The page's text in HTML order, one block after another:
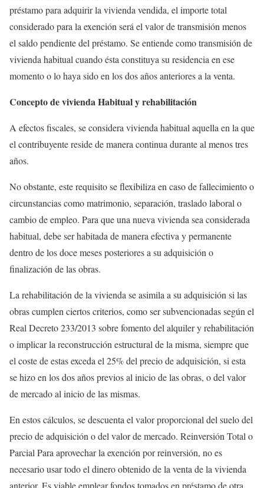
préstamo para adquirir la vivienda vendida, el importe total
considerado para la exención será el valor de transmisión menos
el saldo pendiente del préstamo. Se entiende como transmisión de
vivienda habitual cuando ésta constituya su residencia en ese
momento o lo haya sido en los dos años anteriores a la venta.
Concepto de vivienda Habitual y rehabilitación
A efectos fiscales, se considera vivienda habitual aquella en la que
el contribuyente reside de manera continua durante al menos tres
años.
No obstante, este requisito se flexibiliza en caso de fallecimiento o
circunstancias como matrimonio, separación, traslado laboral o
cambio de empleo. Para que una nueva vivienda sea considerada
habitual, debe ser habitada de manera efectiva y permanente
dentro de los doce meses posteriores a su adquisición o
finalización de las obras.
La rehabilitación de la vivienda se asimila a su adquisición si las
obras cumplen ciertos criterios, como ser subvencionadas según el
Real Decreto 233/2013 sobre fomento del alquiler y rehabilitación
o implicar la reconstrucción estructural de la misma, siempre que
el coste de estas exceda el 25% del precio de adquisición, si esta
se hizo en los dos años previos al inicio de las obras, o del valor
de mercado al inicio de las mismas.
En estos cálculos, se descuenta el valor proporcional del suelo del
precio de adquisición o del valor de mercado. Reinversión Total o
Parcial Para aprovechar la exención por reinversión, no es
necesario usar todo el dinero obtenido de la venta de la vivienda
anterior. Es viable emplear fondos tomados en préstamo de otra